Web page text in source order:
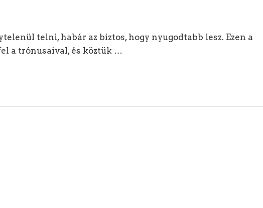
telni, habár az biztos, hogy nyugodtabb lesz. Ezen a
a trónusaival, és köztük …